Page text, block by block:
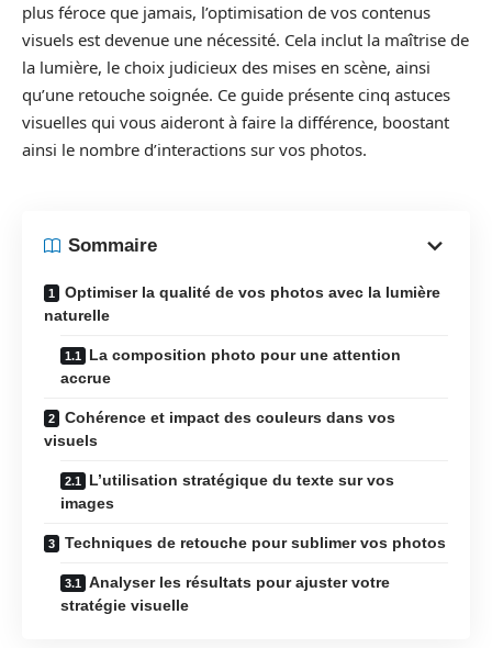
plus féroce que jamais, l’optimisation de vos contenus
visuels est devenue une nécessité. Cela inclut la maîtrise de
la lumière, le choix judicieux des mises en scène, ainsi
qu’une retouche soignée. Ce guide présente cinq astuces
visuelles qui vous aideront à faire la différence, boostant
ainsi le nombre d’interactions sur vos photos.
Sommaire
Optimiser la qualité de vos photos avec la lumière
naturelle
La composition photo pour une attention
accrue
Cohérence et impact des couleurs dans vos
visuels
L’utilisation stratégique du texte sur vos
images
Techniques de retouche pour sublimer vos photos
Analyser les résultats pour ajuster votre
stratégie visuelle